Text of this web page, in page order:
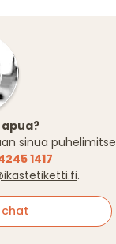
sinua puhelimitse
1417
.